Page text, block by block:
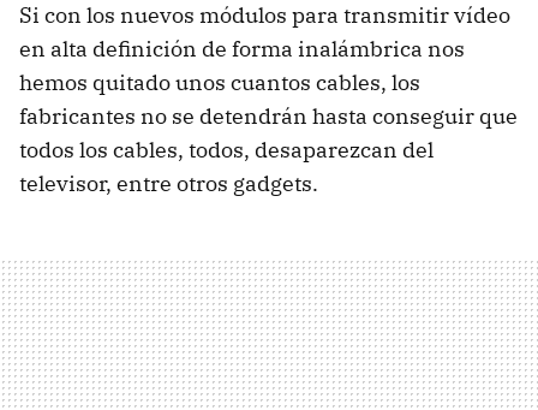
Si con los nuevos módulos para transmitir vídeo
en alta definición de forma inalámbrica nos
hemos quitado unos cuantos cables, los
fabricantes no se detendrán hasta conseguir que
todos los cables, todos, desaparezcan del
televisor, entre otros gadgets.